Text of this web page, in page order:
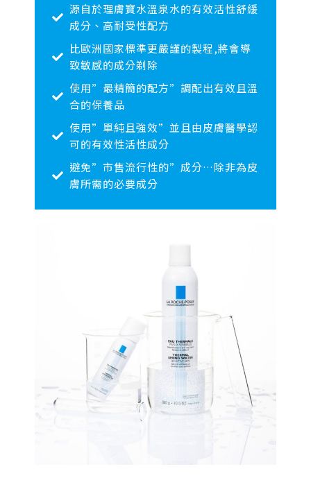
源自於理膚寶水溫泉水的有效活性舒緩
成分、高耐受性配方
比歐洲國家標準更嚴謹的製程,將會導
致敏感的成分剃除
使用”最精簡的配方”調配出有效且溫
合的保養品
使用”單純且強效”並且由皮膚醫學認
可的有效性活性成分
避免”市售流行性的”成分…除非為皮
膚所需的必要成分